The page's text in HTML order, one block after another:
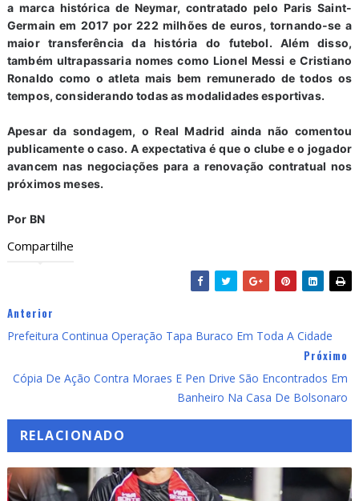
a marca histórica de Neymar, contratado pelo Paris Saint-
Germain em 2017 por 222 milhões de euros, tornando-se a
maior transferência da história do futebol. Além disso,
também ultrapassaria nomes como Lionel Messi e Cristiano
Ronaldo como o atleta mais bem remunerado de todos os
tempos, considerando todas as modalidades esportivas.
Apesar da sondagem, o Real Madrid ainda não comentou
publicamente o caso. A expectativa é que o clube e o jogador
avancem nas negociações para a renovação contratual nos
próximos meses.
Por BN
Compartilhe
Anterior
Prefeitura Continua Operação Tapa Buraco Em Toda A Cidade
Próximo
Cópia De Ação Contra Moraes E Pen Drive São Encontrados Em
Banheiro Na Casa De Bolsonaro
RELACIONADO